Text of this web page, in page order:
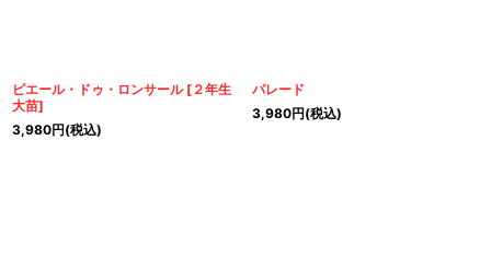
ピエール・ドゥ・ロンサール [ ２年生
大苗]
3,980円(税込)
パレード
3,980円(税込)